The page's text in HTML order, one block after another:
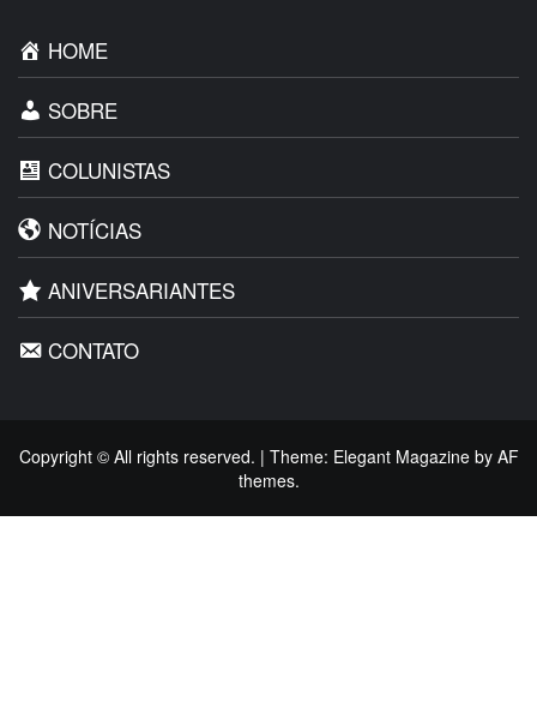
HOME
SOBRE
COLUNISTAS
NOTÍCIAS
ANIVERSARIANTES
CONTATO
Copyright © All rights reserved. | Theme: Elegant Magazineby AF
themes.